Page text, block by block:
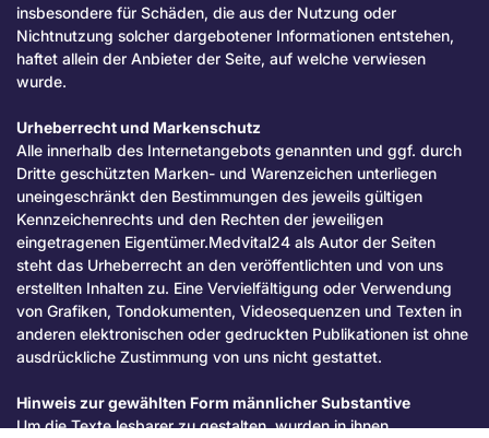
insbesondere für Schäden, die aus der Nutzung oder
Nichtnutzung solcher dargebotener Informationen entstehen,
haftet allein der Anbieter der Seite, auf welche verwiesen
wurde.
Urheberrecht und Markenschutz
Alle innerhalb des Internetangebots genannten und ggf. durch
Dritte geschützten Marken- und Warenzeichen unterliegen
uneingeschränkt den Bestimmungen des jeweils gültigen
Kennzeichenrechts und den Rechten der jeweiligen
eingetragenen Eigentümer.Medvital24 als Autor der Seiten
steht das Urheberrecht an den veröffentlichten und von uns
erstellten Inhalten zu. Eine Vervielfältigung oder Verwendung
von Grafiken, Tondokumenten, Videosequenzen und Texten in
anderen elektronischen oder gedruckten Publikationen ist ohne
ausdrückliche Zustimmung von uns nicht gestattet.
Hinweis zur gewählten Form männlicher Substantive
Um die Texte lesbarer zu gestalten, wurden in ihnen